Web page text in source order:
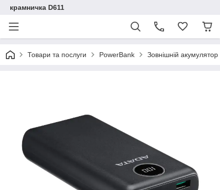
крамничка D611
Товари та послуги PowerBank Зовнішній